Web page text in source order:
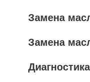
Замена
Замена